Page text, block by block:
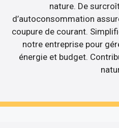
nature. De
d’autoconsommation
coupure de courant.
notre entreprise pour
énergie et budget.